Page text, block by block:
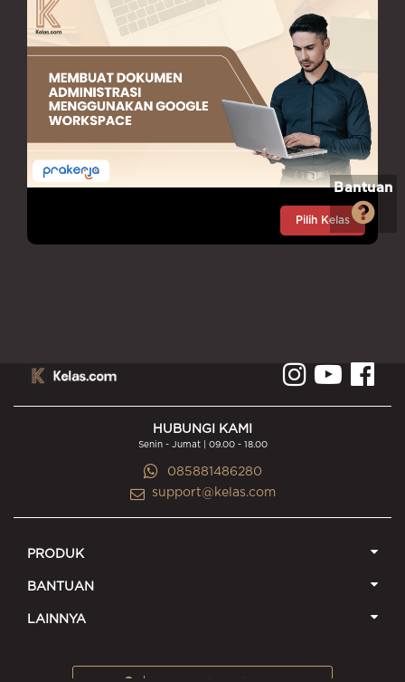
Pilih Kelas
HUBUNGI KAMI
Senin - Jumat | 09.00 - 18.00
085881486280
support@kelas.com
PRODUK
BANTUAN
LAINNYA
Bantuan